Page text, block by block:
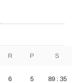
R P S
6 5 89 : 35